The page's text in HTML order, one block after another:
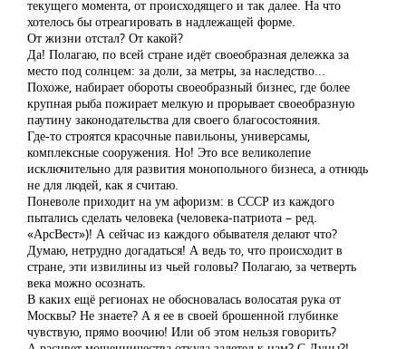
текущего момента, от происходящего и так далее. На что
хотелось бы отреагировать в надлежащей форме.
От жизни отстал? От какой?
Да! Полагаю, по всей стране идёт своеобразная дележка за
место под солнцем: за доли, за метры, за наследство...
Похоже, набирает обороты своеобразный бизнес, где более
крупная рыба пожирает мелкую и прорывает своеобразную
паутину законодательства для своего благосостояния.
Где-то строятся красочные павильоны, универсамы,
комплексные сооружения. Но! Это все великолепие
исключительно для развития монопольного бизнеса, а отнюдь
не для людей, как я считаю.
Поневоле приходит на ум афоризм: в СССР из каждого
пытались сделать человека (человека-патриота – ред.
«АрсВест»)! А сейчас из каждого обывателя делают что?
Думаю, нетрудно догадаться! А ведь то, что происходит в
стране, эти извилины из чьей головы? Полагаю, за четверть
века можно осознать.
В каких ещё регионах не обосновалась волосатая рука от
Москвы? Не знаете? А я ее в своей брошенной глубинке
чувствую, прямо воочию! Или об этом нельзя говорить?